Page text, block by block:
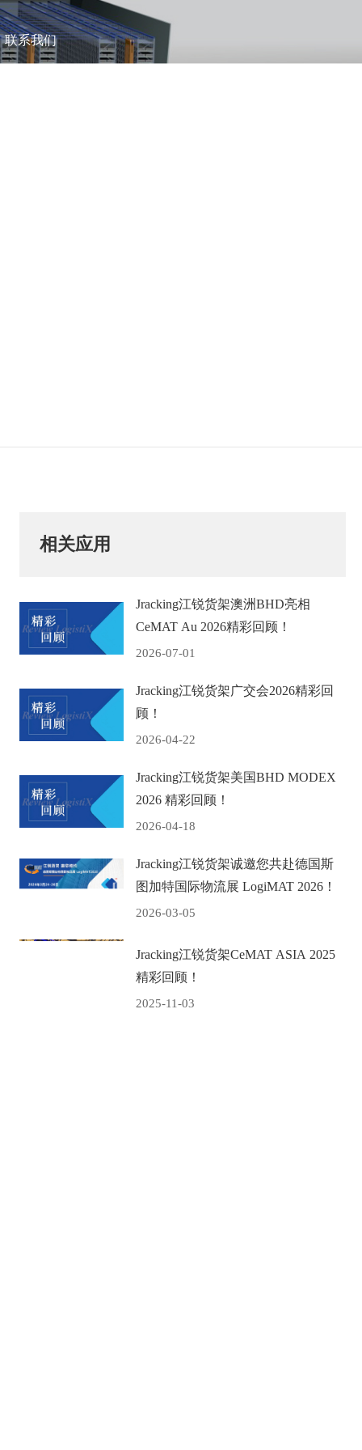
联系我们
相关应用
Jracking江锐货架澳洲BHD亮相
CeMAT Au 2026精彩回顾！
2026-07-01
Jracking江锐货架广交会2026精彩回
顾！
2026-04-22
Jracking江锐货架美国BHD ‌MODEX
2026 精彩回顾！
2026-04-18
Jracking江锐货架诚邀您共赴德国斯
图加特国际物流展 LogiMAT 2026！
2026-03-05
Jracking江锐货架CeMAT ASIA 2025
精彩回顾！
2025-11-03